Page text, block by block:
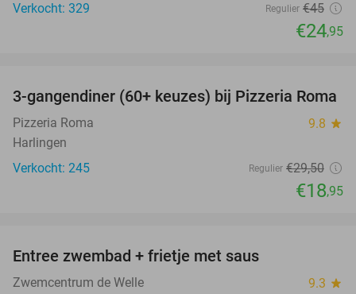
Verkocht: 329
Regulier €45
€24,95
36%
3-gangendiner (60+ keuzes) bij Pizzeria Roma
Pizzeria Roma 9.8 star
Harlingen
Verkocht: 245
Regulier €29,50
€18,95
Entree zwembad + frietje met saus
Zwemcentrum de Welle 9.3 star